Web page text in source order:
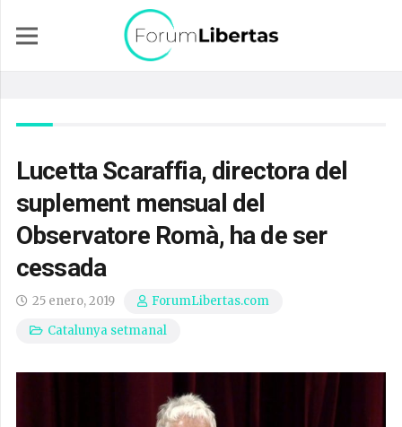
Lucetta Scaraffia, directora del
suplement mensual del
Observatore Romà, ha de ser
cessada
25 enero, 2019
ForumLibertas.com
Catalunya setmanal